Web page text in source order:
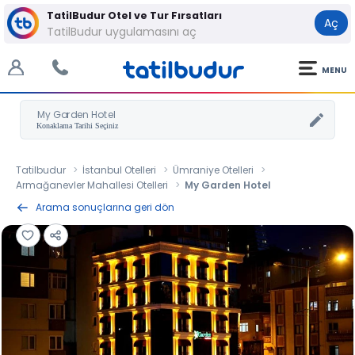
TatilBudur Otel ve Tur Fırsatları
TatilBudur uygulamasını aç
Aç
MENU
My Garden Hotel
Tatilbudur İstanbul Otelleri
Ümraniye Otelleri
Armağanevler Mahallesi Otelleri
My Garden Hotel
Arama sonuçlarına geri dön